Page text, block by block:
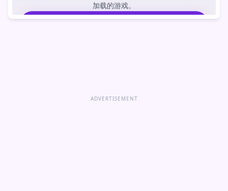
加载的游戏。
ADVERTISEMENT